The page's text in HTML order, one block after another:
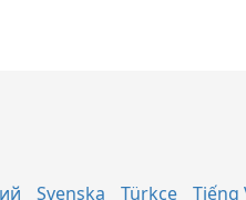
Svenska Türkçe Tiếng